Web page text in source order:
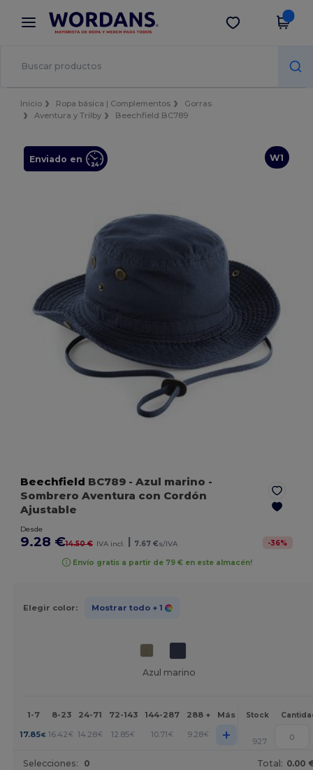
× App de Wordans
¡Mejores precios en app!
Descargar app
Inicio Ropa básica | Complementos
Gorras
Aventura y Trilby
Beechfield BC789
W1
Enviado en
Beechfield BC789 - Azul marino -
Sombrero Aventura con Cordón
Ajustable
Desde
9.28 €14.50 € IVA incl. 7.67 €s/IVA -36%
Envío gratis a partir de 79 € en este almacén!
Elegir color: Mostrar todo + 1
Azul marino
1-7 8-23 24-71 72-143 144-287 288 + Más Stock
17.85€ 16.42 € 14.28€ 12.85€ 10.71€ 9.28€ + 927
Selecciones: 0 Total: 0.00